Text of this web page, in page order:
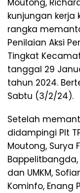
Moutong,
kunjungan kerja
rangka
Penilaian Aksi
Tingkat
tanggal 29
tahun 2024.
Sabtu (3/2/24).
Setelah
didampingi Plt
Moutong, Surya
Bappelitbangda,
dan UMKM,
Kominfo, Enang